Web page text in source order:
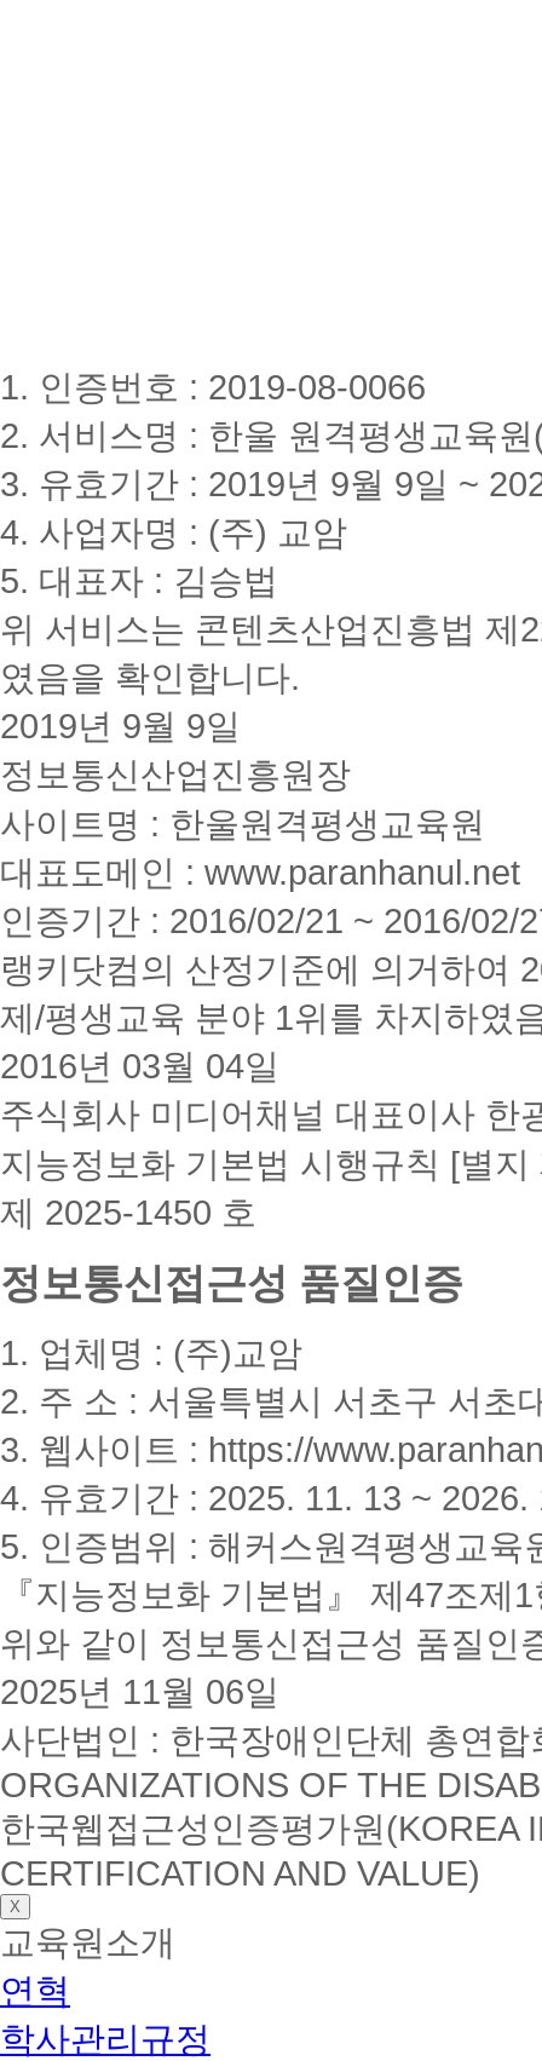
1. 인증번호 : 2019-08-0066
2. 서비스명 : 한울 원격평생교육
3. 유효기간 : 2019년 9월 9일 ~
4. 사업자명 : (주) 교암
5. 대표자 : 김승법
위 서비스는 콘텐츠산업진흥법 제
였음을 확인합니다.
2019년 9월 9일
정보통신산업진흥원장
사이트명 : 한울원격평생교육원
대표도메인 : www.paranhanul.net
인증기간 : 2016/02/21 ~ 2016/02/
랭키닷컴의 산정기준에 의거하여
제/평생교육 분야 1위를 차지하였
2016년 03월 04일
주식회사 미디어채널 대표이사 한
지능정보화 기본법 시행규칙 [별지
제 2025-1450 호
정보통신접근성 품질인증
1. 업체명 : (주)교암
2. 주 소 : 서울특별시 서초구 서초
3. 웹사이트 : https://
4. 유효기간 : 2025. 11. 13 ~ 2026.
5. 인증범위 : 해커스원격평생교육
『지능정보화 기본법』 제47조
위와 같이 정보통신접근성 품질인
2025년 11월 06일
사단법인 : 한국장애인단체 총연
ORGANIZATIONS OF THE
한국웹접근성인증평가원(KOREA
CERTIFICATION AND VALUE)
X
교육원소개
연혁
학사관리규정